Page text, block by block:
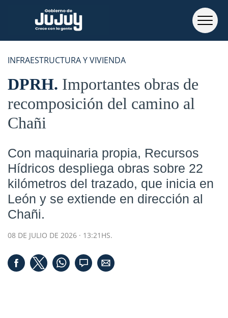
INFRAESTRUCTURA Y VIVIENDA
DPRH Importantes obras de
recomposición del camino al
Chañi
Con maquinaria propia, Recursos
Hídricos despliega obras sobre 22
kilómetros del trazado, que inicia en
León y se extiende en dirección al
Chañi.
08 DE JULIO DE 2026 · 13:21HS.